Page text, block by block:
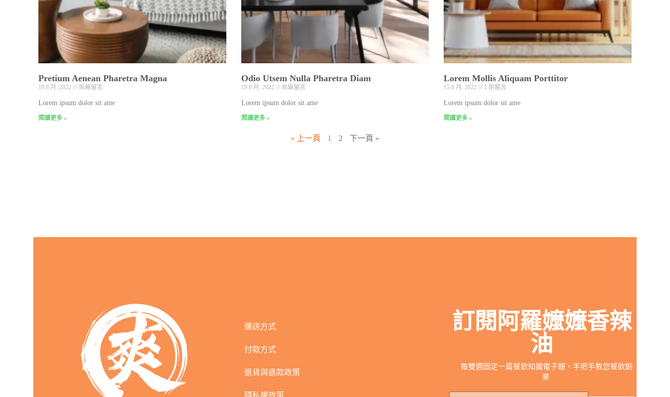
Pretium Aenean Pharetra Magna
19 8 月, 2022 尚無留言
Lorem ipsum dolor sit ame
閱讀更多 »
Odio Utsem Nulla Pharetra Diam
19 8 月, 2022 尚無留言
Lorem ipsum dolor sit ame
閱讀更多 »
Lorem Mollis Aliquam Porttitor
15 8 月, 2022 1 則留言
Lorem ipsum dolor sit ame
閱讀更多 »
« 上一頁 1 2 下一頁 »
運送方式
付款方式
退貨與退款政策
隱私權政策
訂閱阿羅嬤嬤香辣
油
每雙週固定一篇餐飲知識電子報，手把手教您餐飲創
業